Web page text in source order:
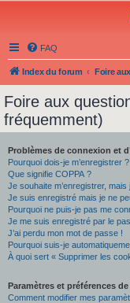
FAQ
Index du forum Foire
Foire aux
fréquemment)
Problèmes de connexion et
Pourquoi dois-je m’enregistrer ?
Que signifie COPPA ?
Je souhaite m’enregistrer, mais
Je suis enregistré mais je ne
Pourquoi ne puis-je pas me
Je me suis enregistré par le
J’ai perdu mon mot de passe !
Pourquoi suis-je
À quoi sert « Supprimer les
Paramètres et préférences
Comment modifier mes